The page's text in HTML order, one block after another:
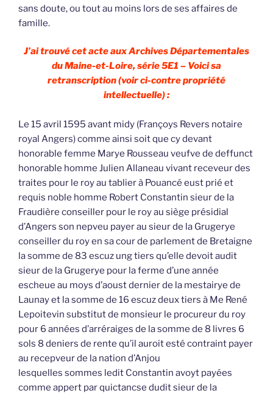
sans doute, ou tout au moins lors de ses affaires de
famille.
J’ai trouvé cet acte aux Archives Départementales
du Maine-et-Loire, série 5E1 – Voici sa
retranscription (voir ci-contre propriété
intellectuelle) :
Le 15 avril 1595 avant midy (Françoys Revers notaire
royal Angers) comme ainsi soit que cy devant
honorable femme Marye Rousseau veufve de deffunct
honorable homme Julien Allaneau vivant receveur des
traites pour le roy au tablier à Pouancé eust prié et
requis noble homme Robert Constantin sieur de la
Fraudière conseiller pour le roy au siège présidial
d’Angers son nepveu payer au sieur de la Grugerye
conseiller du roy en sa cour de parlement de Bretaigne
la somme de 83 escuz ung tiers qu’elle devoit audit
sieur de la Grugerye pour la ferme d’une année
escheue au moys d’aoust dernier de la mestairye de
Launay et la somme de 16 escuz deux tiers à Me René
Lepoitevin substitut de monsieur le procureur du roy
pour 6 années d’arréraiges de la somme de 8 livres 6
sols 8 deniers de rente qu’il auroit esté contraint payer
au recepveur de la nation d’Anjou
lesquelles sommes ledit Constantin avoyt payées
comme appert par quictancse dudit sieur de la